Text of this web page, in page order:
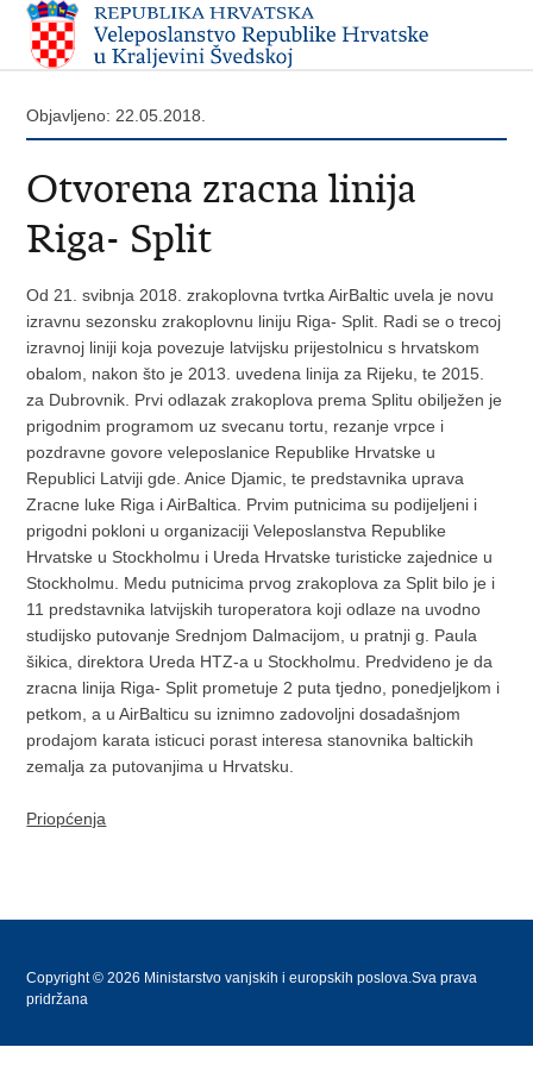
Objavljeno: 22.05.2018.
Otvorena zracna linija
Riga- Split
Od 21. svibnja 2018. zrakoplovna tvrtka AirBaltic uvela je novu
izravnu sezonsku zrakoplovnu liniju Riga- Split. Radi se o trecoj
izravnoj liniji koja povezuje latvijsku prijestolnicu s hrvatskom
obalom, nakon što je 2013. uvedena linija za Rijeku, te 2015.
za Dubrovnik. Prvi odlazak zrakoplova prema Splitu obilježen je
prigodnim programom uz svecanu tortu, rezanje vrpce i
pozdravne govore veleposlanice Republike Hrvatske u
Republici Latviji gde. Anice Djamic, te predstavnika uprava
Zracne luke Riga i AirBaltica. Prvim putnicima su podijeljeni i
prigodni pokloni u organizaciji Veleposlanstva Republike
Hrvatske u Stockholmu i Ureda Hrvatske turisticke zajednice u
Stockholmu. Medu putnicima prvog zrakoplova za Split bilo je i
11 predstavnika latvijskih turoperatora koji odlaze na uvodno
studijsko putovanje Srednjom Dalmacijom, u pratnji g. Paula
šikica, direktora Ureda HTZ-a u Stockholmu. Predvideno je da
zracna linija Riga- Split prometuje 2 puta tjedno, ponedjeljkom i
petkom, a u AirBalticu su iznimno zadovoljni dosadašnjom
prodajom karata isticuci porast interesa stanovnika baltickih
zemalja za putovanjima u Hrvatsku.
Priopćenja
Copyright © 2026 Ministarstvo vanjskih i europskih poslova.Sva prava
pridržana